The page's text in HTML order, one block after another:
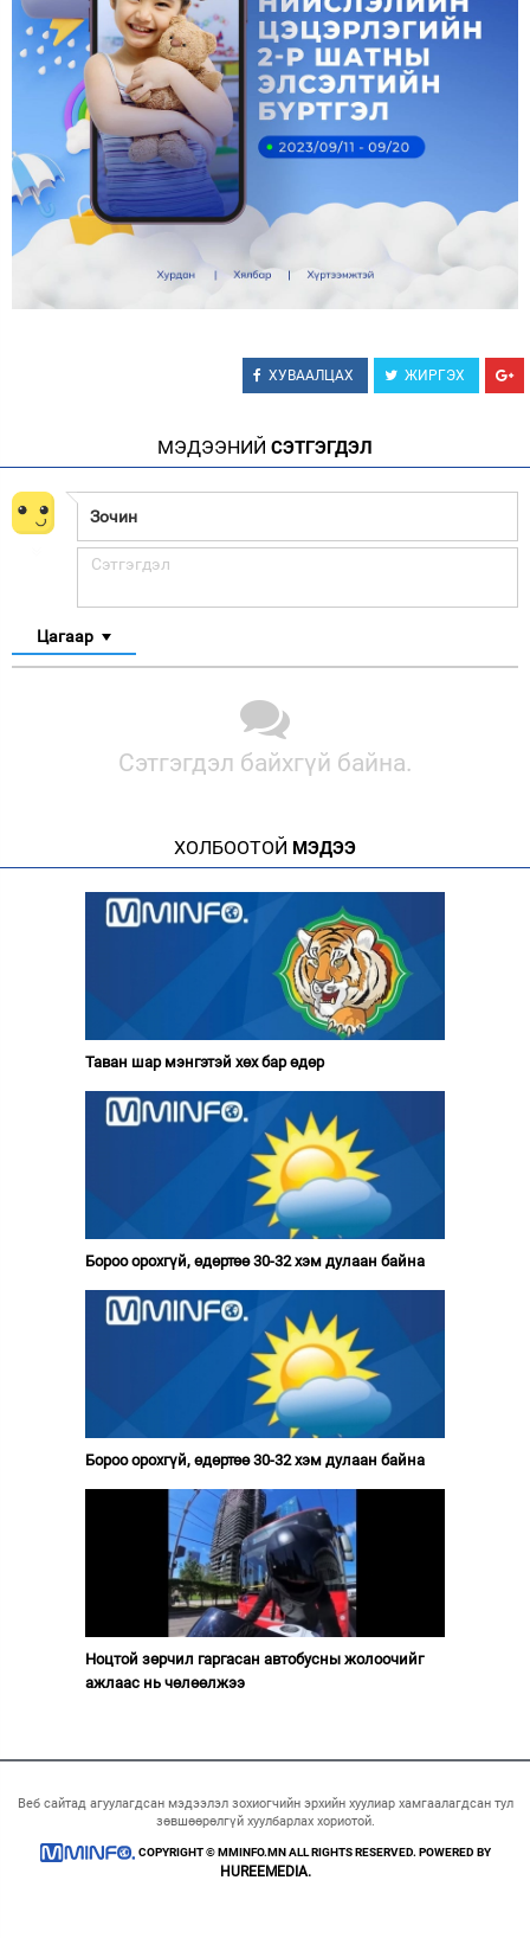
ХУВААЛЦАХ ЖИРГЭХ
МЭДЭЭНИЙ СЭТГЭГДЭЛ
Цагаар
Сэтгэгдэл байхгүй байна.
ХОЛБООТОЙ МЭДЭЭ
Таван шар мэнгэтэй хөх бар өдөр
Бороо орохгүй, өдөртөө 30-32 хэм дулаан байна
Бороо орохгүй, өдөртөө 30-32 хэм дулаан байна
Ноцтой зөрчил гаргасан автобусны жолоочийг
ажлаас нь чөлөөлжээ
Веб сайтад агуулагдсан мэдээлэл зохиогчийн эрхийн хуулиар хамгаалагдсан тул
зөвшөөрөлгүй хуулбарлах хориотой.
COPYRIGHT © MMINFO.MN ALL RIGHTS RESERVED. POWERED BY
HUREEMEDIA.